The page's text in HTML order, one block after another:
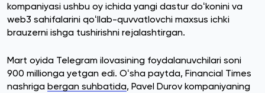
kompaniyasi ushbu oy ichida yangi dastur doʻkonini va
web3 sahifalarini qoʻllab-quvvatlovchi maxsus ichki
brauzerni ishga tushirishni rejalashtirgan.
Mart oyida Telegram ilovasining foydalanuvchilari soni
900 millionga yetgan edi. Oʻsha paytda, Financial Times
nashriga bergan suhbatida, Pavel Durov kompaniyaning